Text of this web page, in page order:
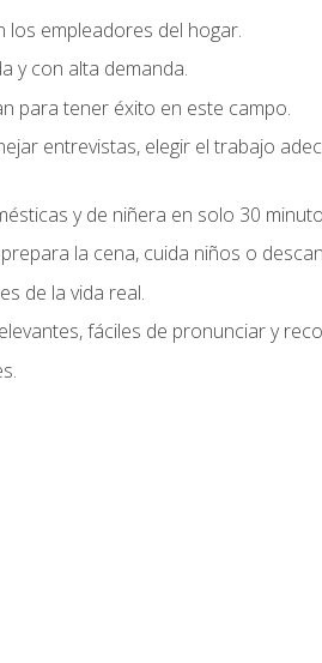
empleadores del hogar.
y con alta demanda.
para tener éxito en este campo.
entrevistas, elegir el trabajo
y de niñera en solo 30
la cena, cuida niños o
de la vida real.
fáciles de pronunciar y